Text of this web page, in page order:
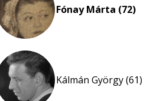
Fónay Márta (72)
Kálmán György (61)